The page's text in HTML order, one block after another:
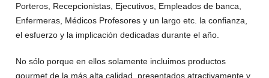
Porteros, Recepcionistas, Ejecutivos, Empleados de banca,
Enfermeras, Médicos Profesores y un largo etc. la confianza,
el esfuerzo y la implicación dedicadas durante el año.
No sólo porque en ellos solamente incluimos productos
gourmet de la más alta calidad, presentados atractivamente y